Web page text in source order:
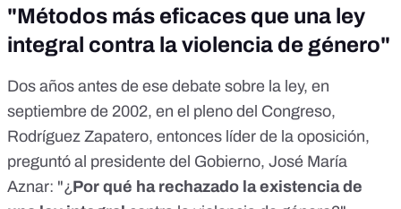
"Métodos más eficaces que una ley
integral contra la violencia de género"
Dos años antes de ese debate sobre la ley, en
septiembre de 2002, en el pleno del Congreso,
Rodríguez Zapatero, entonces líder de la oposición,
preguntó al presidente del Gobierno, José María
Aznar: "¿Por qué ha rechazado la existencia de